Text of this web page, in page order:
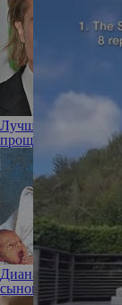
Лучший друг –
прощение
Диана была
сыновьям Уильяму